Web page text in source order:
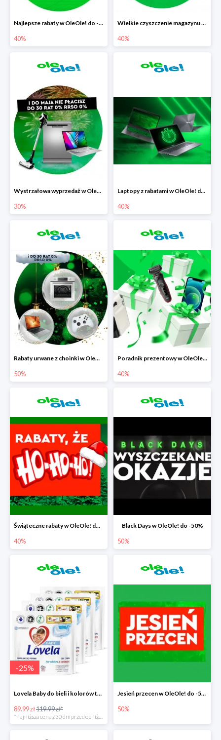
Najlepsze rabaty w OleOle! do -40%
40%
Wielkie czyszczenie magazynu w OleOle! do -40%
40%
Wystrzałowa wyprzedaż w OleOle!
30%
Laptopy z rabatami w OleOle! do -40%
40%
Rabaty urwane z choinki w OleOle! do -50%
50%
Poradnik prezentowy w OleOle! - rabaty do -40%
40%
Świąteczne rabaty w OleOle! do -40%
40%
Black Days w OleOle! do -50%
50%
-25%
Lovela Baby do bieli i kolorów taniej o 30zł
89.99 zł119.99 zł*
Jesień przecen w OleOle! do -50%
50%